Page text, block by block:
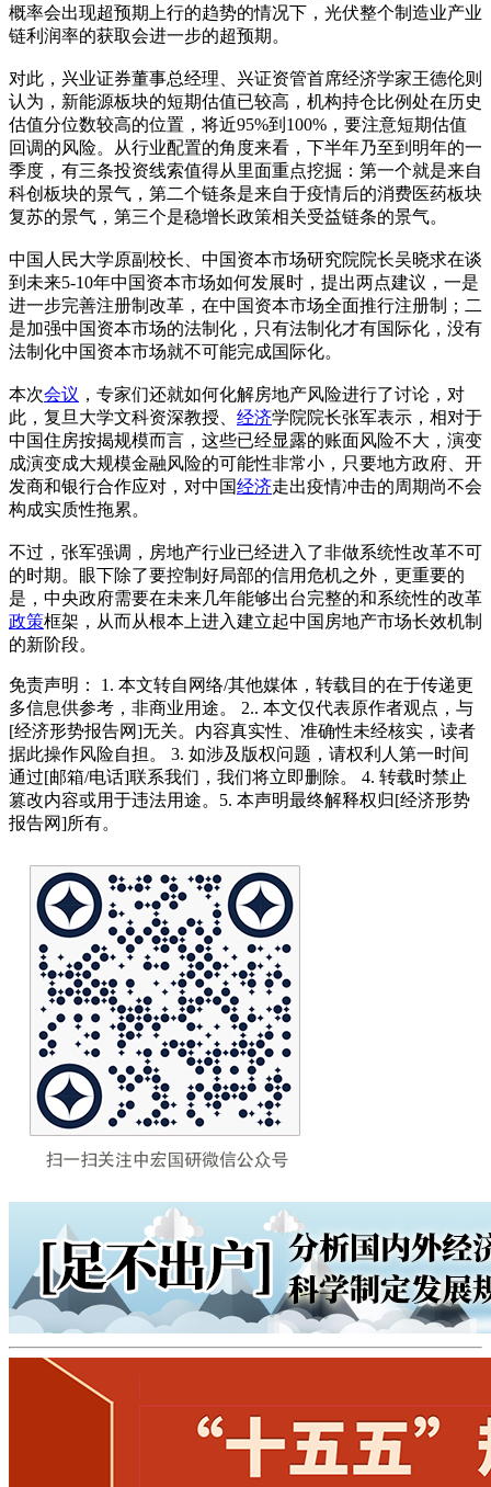
概率会出现超预期上行的趋势的情况下，光伏整个制造业产业
链利润率的获取会进一步的超预期。
对此，兴业证券董事总经理、兴证资管首席经济学家王德伦则
认为，新能源板块的短期估值已较高，机构持仓比例处在历史
估值分位数较高的位置，将近95%到100%，要注意短期估值
回调的风险。从行业配置的角度来看，下半年乃至到明年的一
季度，有三条投资线索值得从里面重点挖掘：第一个就是来自
科创板块的景气，第二个链条是来自于疫情后的消费医药板块
复苏的景气，第三个是稳增长政策相关受益链条的景气。
中国人民大学原副校长、中国资本市场研究院院长吴晓求在谈
到未来5-10年中国资本市场如何发展时，提出两点建议，一是
进一步完善注册制改革，在中国资本市场全面推行注册制；二
是加强中国资本市场的法制化，只有法制化才有国际化，没有
法制化中国资本市场就不可能完成国际化。
本次会议 ，专家们还就如何化解房地产风险进行了讨论，对
此，复旦大学文科资深教授、 经济学院院长张军表示，相对于
中国住房按揭规模而言，这些已经显露的账面风险不大，演变
成演变成大规模金融风险的可能性非常小，只要地方政府、开
发商和银行合作应对，对中国经济走出疫情冲击的周期尚不会
构成实质性拖累。
不过，张军强调，房地产行业已经进入了非做系统性改革不可
的时期。眼下除了要控制好局部的信用危机之外，更重要的
是，中央政府需要在未来几年能够出台完整的和系统性的改革
政策框架，从而从根本上进入建立起中国房地产市场长效机制
的新阶段。
免责声明： 1. 本文转自网络/其他媒体，转载目的在于传递更
多信息供参考，非商业用途。 2.. 本文仅代表原作者观点，与
[经济形势报告网]无关。内容真实性、准确性未经核实，读者
据此操作风险自担。 3. 如涉及版权问题，请权利人第一时间
通过[邮箱/电话]联系我们，我们将立即删除。 4. 转载时禁止
篡改内容或用于违法用途。5. 本声明最终解释权归[经济形势
报告网]所有。